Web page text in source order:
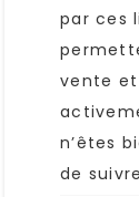
par ces
vente
n’êtes
de